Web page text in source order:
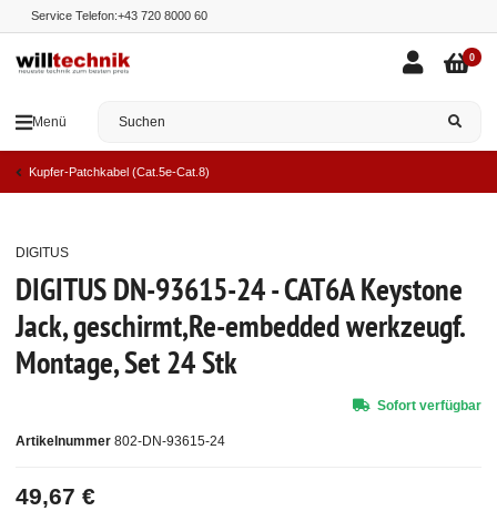
Service Telefon:+43 720 8000 60
Menü
0
Kupfer-Patchkabel (Cat.5e-Cat.8)
DIGITUS DN-93615-24 - CAT6A Keystone
Jack, geschirmt,Re-embedded werkzeugf.
Montage, Set 24 Stk
Artikelnummer 802-DN-93615-24
DIGITUS
49,67 €
Sofort verfügbar